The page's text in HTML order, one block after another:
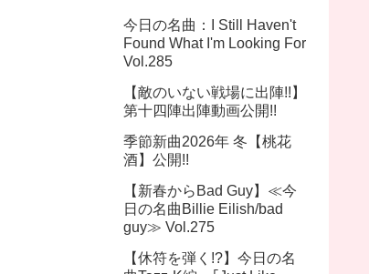
今日の名曲：I Still Haven't
Found What I'm Looking For
Vol.285
【敵のいない戦場に出陣!!】
第十四陣出陣動画公開!!
季節新曲2026年 冬【桃花
酒】公開!!
【新春からBad Guy】≪今
日の名曲Billie Eilish/bad
guy≫ Vol.275
【休符を弾く!?】今日の名